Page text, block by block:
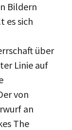
Bildern
es sich
über
Linie auf
von
an
The